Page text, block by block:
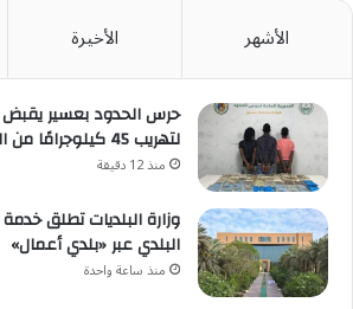
الأشهر الأخيرة
لتهريب 45 كيلوجرامًا من الحشيش المخدر
منذ 12 دقيقة
وزارة البلديات تطلق
البلدي عبر «بلدي أعمال»
منذ ساعة واحدة